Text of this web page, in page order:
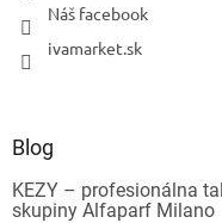
Náš facebook
ivamarket.sk
Blog
KEZY – profesionálna
skupiny Alfaparf Milano